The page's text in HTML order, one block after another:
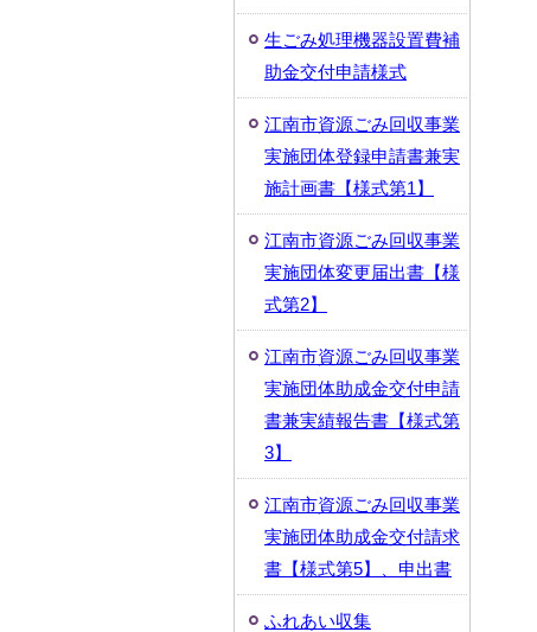
生ごみ処理機器設置費補
助金交付申請様式
江南市資源ごみ回収事業
実施団体登録申請書兼実
施計画書【様式第1】
江南市資源ごみ回収事業
実施団体変更届出書【様
式第2】
江南市資源ごみ回収事業
実施団体助成金交付申請
書兼実績報告書【様式第
3】
江南市資源ごみ回収事業
実施団体助成金交付請求
書【様式第5】、申出書
ふれあい収集